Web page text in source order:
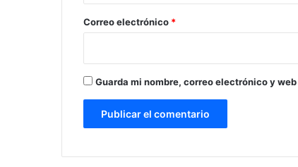
*
Correo electrónico *
Guarda mi nombre, correo electrónico y